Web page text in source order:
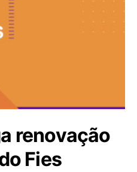
renovação
Fies